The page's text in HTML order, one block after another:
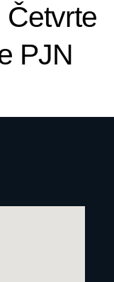
Četvrte
PJN